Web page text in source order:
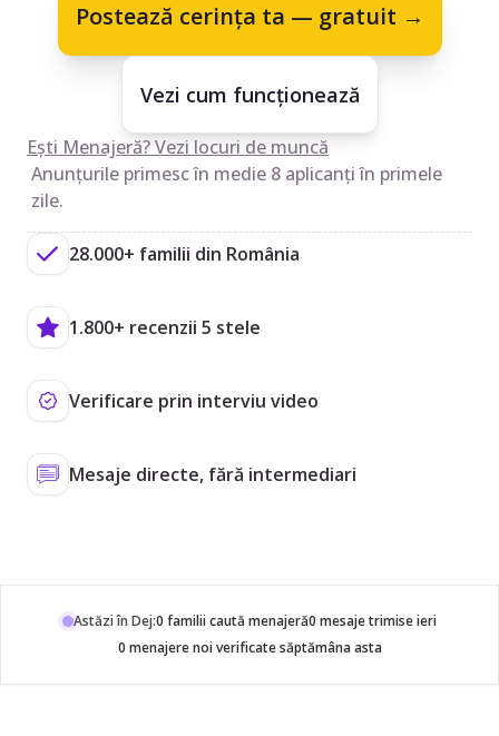
Postează cerința ta — gratuit →
Vezi cum funcționează
Ești Menajeră? Vezi locuri de muncă
Anunțurile primesc în medie 8 aplicanți în primele
zile.
28.000+ familii din România
1.800+ recenzii 5 stele
Verificare prin interviu video
Mesaje directe, fără intermediari
Astăzi în Dej:0 familii caută menajeră0 mesaje trimise ieri
0 menajere noi verificate săptămâna asta